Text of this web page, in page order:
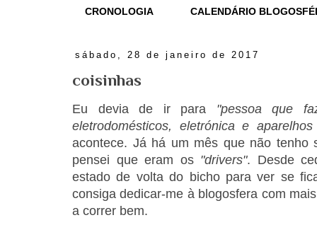
CRONOLOGIA
CALENDÁRIO
sábado, 28 de janeiro de 2017
coisinhas
Eu devia de ir para "pessoa que
eletrodomésticos, eletrónica e
acontece. Já há um mês que não tenho
pensei que eram os "drivers". Desde
estado de volta do bicho para ver se
consiga dedicar-me à blogosfera com
a correr bem.